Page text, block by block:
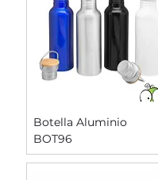
Botella Aluminio
BOT96